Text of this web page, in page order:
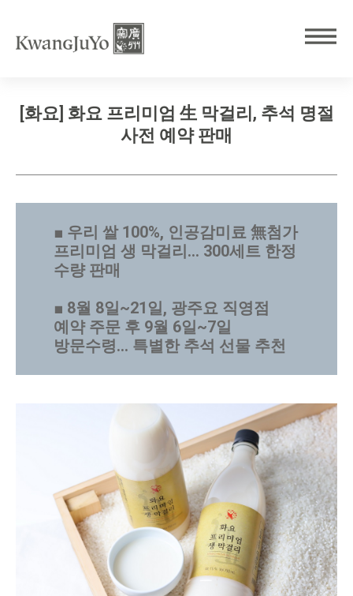
[화요] 화요 프리미엄 生 막걸리, 추석 명절
사전 예약 판매
■ 우리 쌀 100%, 인공감미료 無첨가
프리미엄 생 막걸리… 300세트 한정
수량 판매
■ 8월 8일~21일, 광주요 직영점
예약 주문 후 9월 6일~7일
방문수령… 특별한 추석 선물 추천